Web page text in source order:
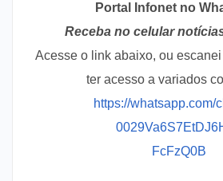
Portal Infonet no
Receba no celular
Acesse o link abaixo, ou
ter acesso a variados
https://whatsapp.com/
FcFzQ0B